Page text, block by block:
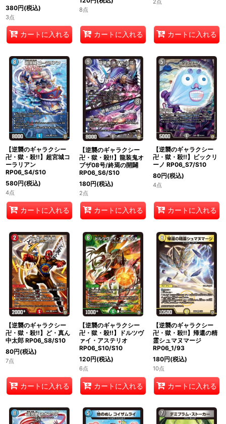
380円(税込)
3点
カートに入れる
8点
カートに入れる
2点
カートに入れる
【逆襲のギャラクシー
卍・獄・殺!!】超宮城コ
ーラリアン
RP06_S4/S10
580円(税込)
4点
カートに入れる
【逆襲のギャラクシー
卍・獄・殺!!】龍装鬼オ
ブザ08号/終焉の開闢
RP06_S6/S10
180円(税込)
2点
カートに入れる
【逆襲のギャラクシー
卍・獄・殺!!】ビックリ
ーノ RP06_S7/S10
80円(税込)
4点
カートに入れる
【逆襲のギャラクシー
卍・獄・殺!!】ど・真ん
中太郎 RP06_S8/S10
80円(税込)
7点
カートに入れる
【逆襲のギャラクシー
卍・獄・殺!!】ドルツヴ
ァイ・アステリオ
RP06_S10/S10
120円(税込)
6点
カートに入れる
【逆襲のギャラクシー
卍・獄・殺!!】帰還の精
霊シュマヌマージ
RP06_1/93
180円(税込)
10点
カートに入れる